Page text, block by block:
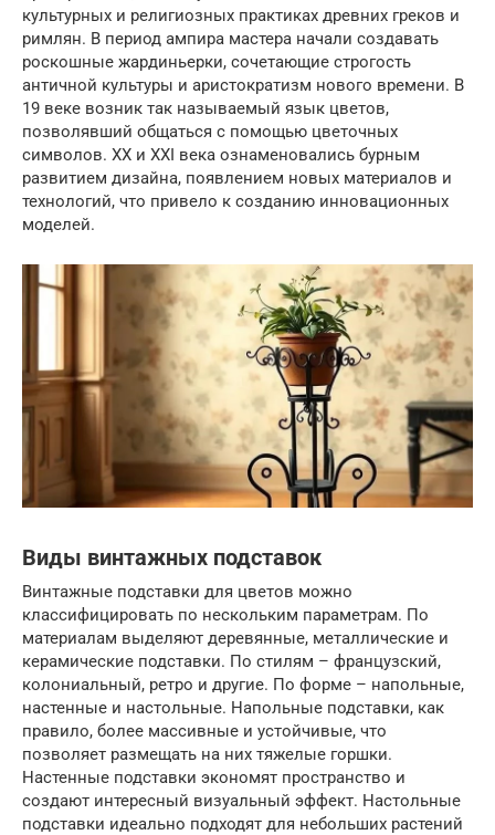
культурных и религиозных практиках древних греков и
римлян. В период ампира мастера начали создавать
роскошные жардиньерки, сочетающие строгость
античной культуры и аристократизм нового времени. В
19 веке возник так называемый язык цветов,
позволявший общаться с помощью цветочных
символов. XX и XXI века ознаменовались бурным
развитием дизайна, появлением новых материалов и
технологий, что привело к созданию инновационных
моделей.
Виды винтажных подставок
Винтажные подставки для цветов можно
классифицировать по нескольким параметрам. По
материалам выделяют деревянные, металлические и
керамические подставки. По стилям – французский,
колониальный, ретро и другие. По форме – напольные,
настенные и настольные. Напольные подставки, как
правило, более массивные и устойчивые, что
позволяет размещать на них тяжелые горшки.
Настенные подставки экономят пространство и
создают интересный визуальный эффект. Настольные
подставки идеально подходят для небольших растений